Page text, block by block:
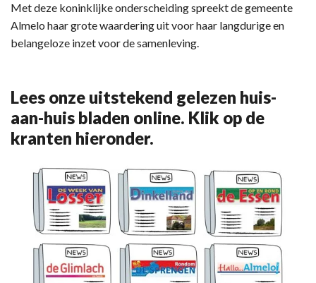
Met deze koninklijke onderscheiding spreekt de gemeente
Almelo haar grote waardering uit voor haar langdurige en
belangeloze inzet voor de samenleving.
Lees onze uitstekend gelezen huis-
aan-huis bladen online. Klik op de
kranten hieronder.